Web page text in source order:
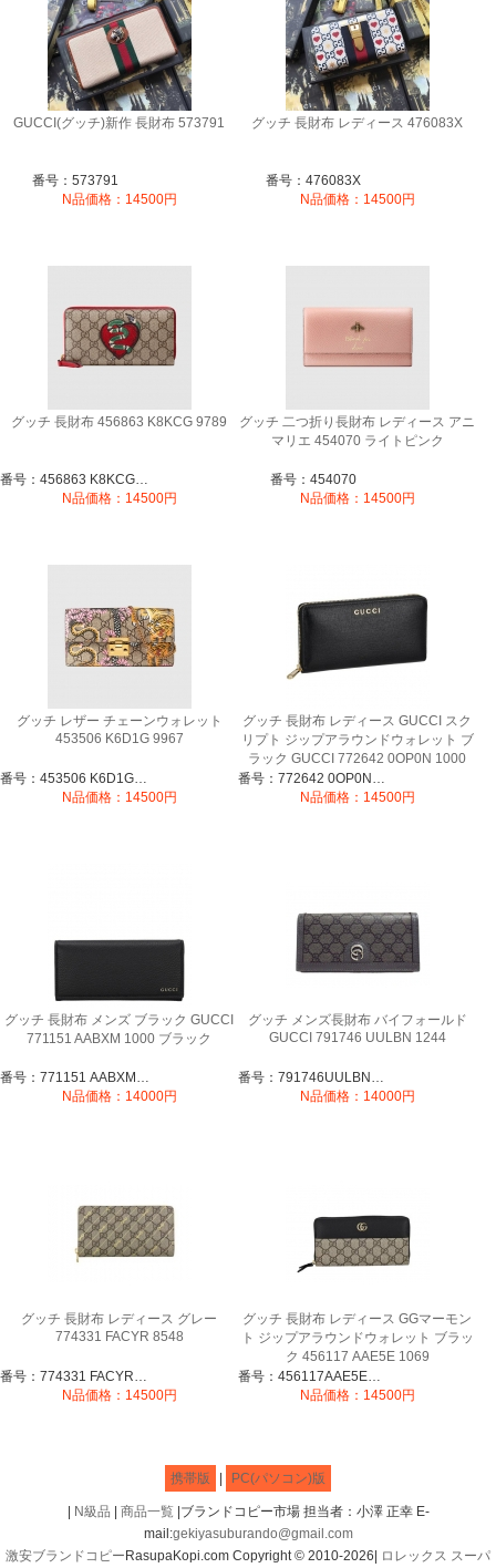
GUCCI(グッチ)新作 長財布 573791
番号：573791
N品価格：14500円
グッチ 長財布 レディース 476083X
番号：476083X
N品価格：14500円
グッチ 長財布 456863 K8KCG 9789
番号：456863 K8KCG 9789
N品価格：14500円
グッチ 二つ折り長財布 レディース アニ
マリエ 454070 ライトピンク
番号：454070
N品価格：14500円
グッチ レザー チェーンウォレット
453506 K6D1G 9967
番号：453506 K6D1G 9967
N品価格：14500円
グッチ 長財布 レディース GUCCI スク
リプト ジップアラウンドウォレット ブ
ラック GUCCI 772642 0OP0N 1000
番号：772642 0OP0N 1000
N品価格：14500円
グッチ 長財布 メンズ ブラック GUCCI
771151 AABXM 1000 ブラック
番号：771151 AABXM 1000
N品価格：14000円
グッチ メンズ長財布 バイフォールド
GUCCI 791746 UULBN 1244
番号：791746UULBN1244
N品価格：14000円
グッチ 長財布 レディース グレー
774331 FACYR 8548
番号：774331 FACYR 8548
N品価格：14500円
グッチ 長財布 レディース GGマーモン
ト ジップアラウンドウォレット ブラッ
ク 456117 AAE5E 1069
番号：456117AAE5E1069
N品価格：14500円
携帯版 PC(パソコン)版
N級品 商品一覧|ブランドコピー市場 担当者：小澤 正幸 E-
mail:gekiyasuburando@gmail.com
激安ブランドコピー RasupaKopi.com Copyright © 2010-2026| ロレックス スーパ